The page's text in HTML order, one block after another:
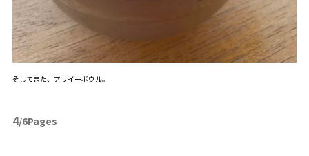
そしてまた、アサイーボウル。
4/6Pages